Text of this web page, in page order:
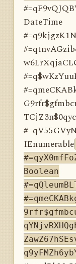
DateTime
IEnumerable
Boolean